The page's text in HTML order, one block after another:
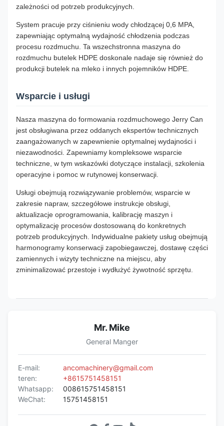
zależności od potrzeb produkcyjnych.
System pracuje przy ciśnieniu wody chłodzącej 0,6 MPA,
zapewniając optymalną wydajność chłodzenia podczas
procesu rozdmuchu. Ta wszechstronna maszyna do
rozdmuchu butelek HDPE doskonale nadaje się również do
produkcji butelek na mleko i innych pojemników HDPE.
Wsparcie i usługi
Nasza maszyna do formowania rozdmuchowego Jerry Can
jest obsługiwana przez oddanych ekspertów technicznych
zaangażowanych w zapewnienie optymalnej wydajności i
niezawodności. Zapewniamy kompleksowe wsparcie
techniczne, w tym wskazówki dotyczące instalacji, szkolenia
operacyjne i pomoc w rutynowej konserwacji.
Usługi obejmują rozwiązywanie problemów, wsparcie w
zakresie napraw, szczegółowe instrukcje obsługi,
aktualizacje oprogramowania, kalibrację maszyn i
optymalizację procesów dostosowaną do konkretnych
potrzeb produkcyjnych. Indywidualne pakiety usług obejmują
harmonogramy konserwacji zapobiegawczej, dostawę części
zamiennych i wizyty techniczne na miejscu, aby
zminimalizować przestoje i wydłużyć żywotność sprzętu.
Mr. Mike
General Manger
E-mail:
ancomachinery@gmail.com
teren:
+8615751458151
Whatsapp:
008615751458151
WeChat:
15751458151